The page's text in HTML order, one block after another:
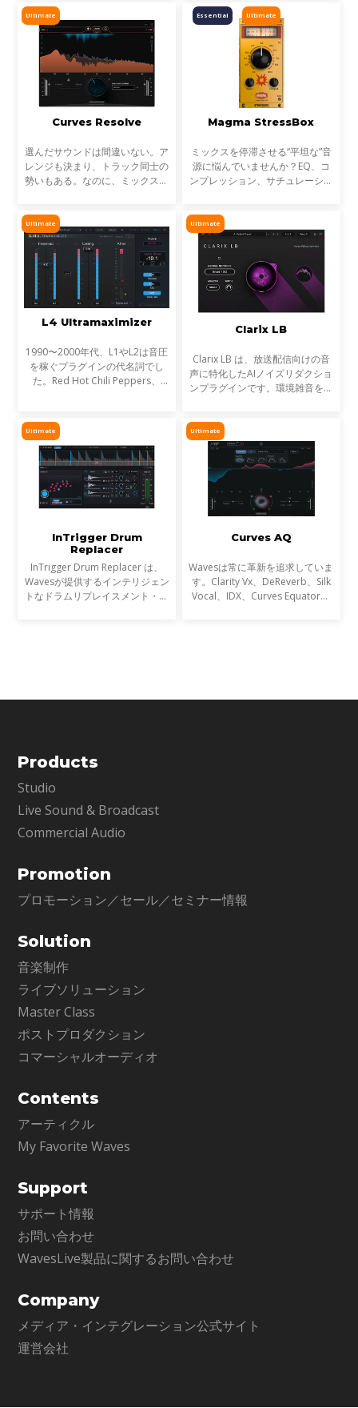
し、完成済みのミックス、サンプ
ル、ループ素材を瞬時に解
Ultimate
Curves Resolve
選んだサウンドは間違いない。ア
レンジも決まり、トラック同士の
勢いもある。なのに、ミックスが
らです。これが音のマスキングと
言われる現象です。
Ultimate
Essential
Magma StressBox
ミックスを停滞させる“平坦な”音
源に悩んでいませんか？EQ、コ
ンプレッション、サチュレーショ
のが StressBoxです。
Ultimate
L4 Ultramaximizer
1990〜2000年代、L1やL2は音圧
を稼ぐプラグインの代名詞でし
た。Red Hot Chili Peppers、
ウンドは世界を席巻しました。し
かし今、音楽は単なる音圧では
Ultimate
Clarix LB
Clarix LB は、放送配信向けの音
声に特化したAIノイズリダクショ
ンプラグインです。環境雑音をリ
イブ音声のトリートメントに最適
です。
Ultimate
InTrigger Drum
Replacer
InTrigger Drum Replacer は、
Wavesが提供するインテリジェン
トなドラムリプレイスメント・プ
Ultimate
Curves AQ
Wavesは常に革新を追求していま
す。Clarity Vx、DeReverb、Silk
Vocal、IDX、Curves Equator、
Products
Studio
Live Sound & Broadcast
Commercial Audio
Promotion
プロモーション／セール／セミナー情報
Solution
音楽制作
ライブソリューション
Master Class
ポストプロダクション
コマーシャルオーディオ
Contents
アーティクル
My Favorite Waves
Support
サポート情報
お問い合わせ
WavesLive製品に関するお問い合わせ
Company
メディア・インテグレーション公式サイト
運営会社